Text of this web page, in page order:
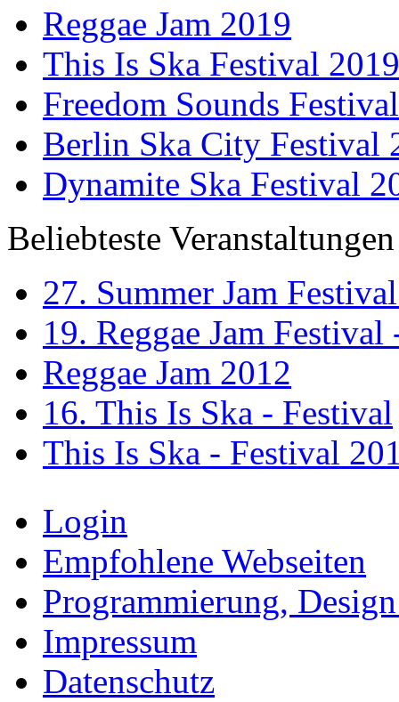
Reggae Jam 2019
This Is Ska Festival 2019
Freedom Sounds
Berlin Ska City Festival
Dynamite Ska Festival
Beliebteste Veranstaltungen
27. Summer Jam
19. Reggae Jam
Reggae Jam 2012
16. This Is Ska - Festival
This Is Ska - Festival
Login
Empfohlene Webseiten
Programmierung,
Impressum
Datenschutz